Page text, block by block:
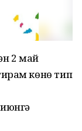
2 май
көнө тип